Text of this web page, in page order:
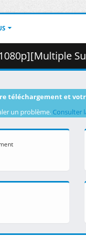
téléchargement et
un problème. Consulter